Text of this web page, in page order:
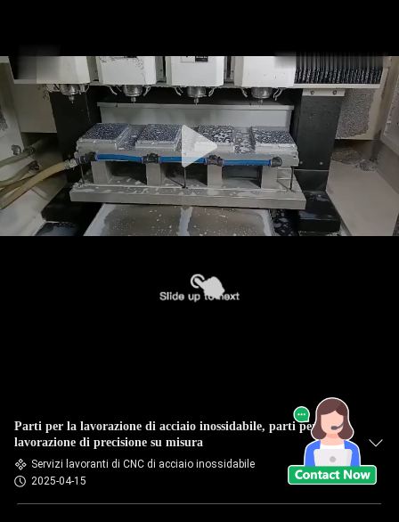
Parti per la lavorazione di acciaio inossidabile, parti per la
lavorazione di precisione su misura
Servizi lavoranti di CNC di acciaio inossidabile
2025-04-15